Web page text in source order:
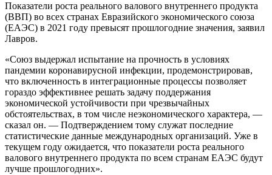
Показатели роста реального валового внутреннего продукта
(ВВП) во всех странах Евразийского экономического союза
(ЕАЭС) в 2021 году превысят прошлогодние значения, заявил
Лавров.
«Союз выдержал испытание на прочность в условиях
пандемии коронавирусной инфекции, продемонстрировав,
что включенность в интеграционные процессы позволяет
гораздо эффективнее решать задачу поддержания
экономической устойчивости при чрезвычайных
обстоятельствах, в том числе неэкономического характера, —
сказал он. — Подтверждением тому служат последние
статистические данные международных организаций. Уже в
текущем году ожидается, что показатели роста реального
валового внутреннего продукта по всем странам ЕАЭС будут
лучше прошлогодних».